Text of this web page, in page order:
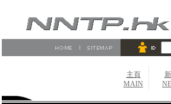
主頁
MAIN